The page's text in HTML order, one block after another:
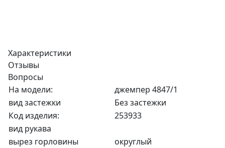
Характеристики
Отзывы
Вопросы
На модели:
джемпер 4847/1
вид застежки
Без застежки
Код изделия:
253933
вид рукава
вырез горловины
округлый